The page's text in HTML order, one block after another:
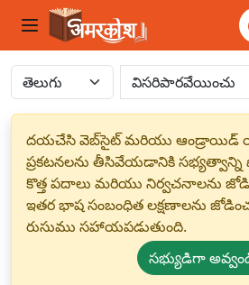
దయచేసి వెబ్‌సైట్ మరియు ఆండ్రాయిడ్
ప్రకటనలను తీసివేయడానికి
కొత్త పదాలు మరియు నిర్వచనాలను
ఇతర భాష సంబంధిత లక్షణాలను
రుసుము సహాయపడుతుంది.
సభ్యుడిగా